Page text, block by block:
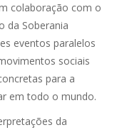
colaboração com o
da Soberania
eventos paralelos
sociais
para a
em todo o mundo.
da